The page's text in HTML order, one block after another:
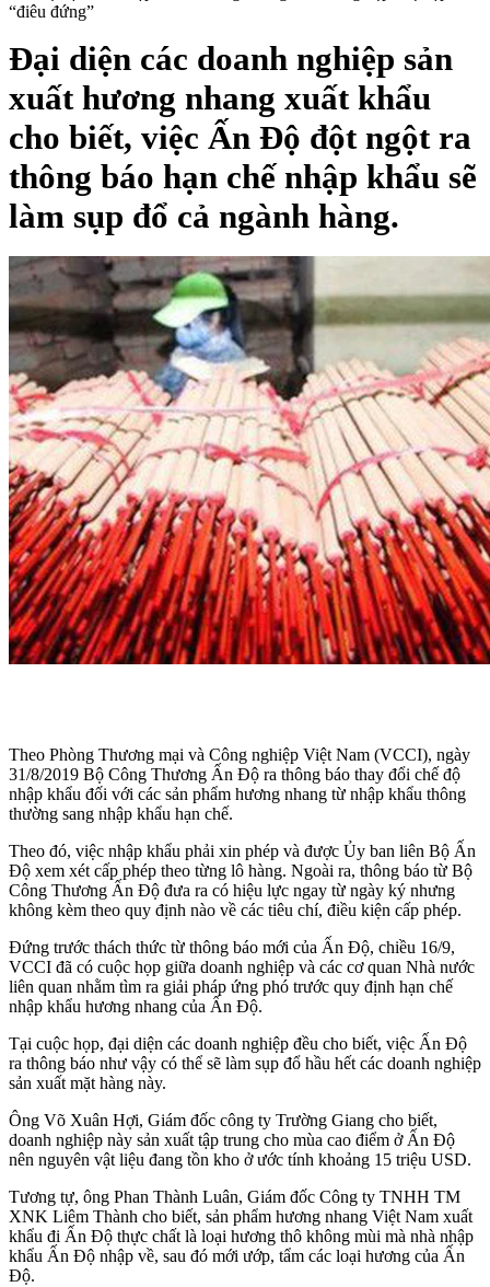
“điêu đứng”
Đại diện các doanh nghiệp sản
xuất hương nhang xuất khẩu
cho biết, việc Ấn Độ đột ngột ra
thông báo hạn chế nhập khẩu sẽ
làm sụp đổ cả ngành hàng.
Theo Phòng Thương mại và Công nghiệp Việt Nam (VCCI), ngày
31/8/2019 Bộ Công Thương Ấn Độ ra thông báo thay đổi chế độ
nhập khẩu đối với các sản phẩm hương nhang từ nhập khẩu thông
thường sang nhập khẩu hạn chế.
Theo đó, việc nhập khẩu phải xin phép và được Ủy ban liên Bộ Ấn
Độ xem xét cấp phép theo từng lô hàng. Ngoài ra, thông báo từ Bộ
Công Thương Ấn Độ đưa ra có hiệu lực ngay từ ngày ký nhưng
không kèm theo quy định nào về các tiêu chí, điều kiện cấp phép.
Đứng trước thách thức từ thông báo mới của Ấn Độ, chiều 16/9,
VCCI đã có cuộc họp giữa doanh nghiệp và các cơ quan Nhà nước
liên quan nhằm tìm ra giải pháp ứng phó trước quy định hạn chế
nhập khẩu hương nhang của Ấn Độ.
Tại cuộc họp, đại diện các doanh nghiệp đều cho biết, việc Ấn Độ
ra thông báo như vậy có thể sẽ làm sụp đổ hầu hết các doanh nghiệp
sản xuất mặt hàng này.
Ông Võ Xuân Hợi, Giám đốc công ty Trường Giang cho biết,
doanh nghiệp này sản xuất tập trung cho mùa cao điểm ở Ấn Độ
nên nguyên vật liệu đang tồn kho ở ước tính khoảng 15 triệu USD.
Tương tự, ông Phan Thành Luân, Giám đốc Công ty TNHH TM
XNK Liêm Thành cho biết, sản phẩm hương nhang Việt Nam xuất
khẩu đi Ấn Độ thực chất là loại hương thô không mùi mà nhà nhập
khẩu Ấn Độ nhập về, sau đó mới ướp, tẩm các loại hương của Ấn
Độ.